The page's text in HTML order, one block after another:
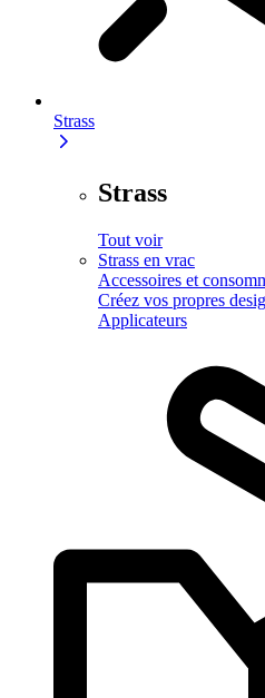
Strass
Strass
Tout voir
Strass en vrac
Accessoires et
Créez vos propres
Applicateurs